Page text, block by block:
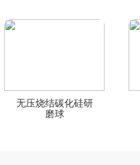
无压烧结碳化硅研
磨球